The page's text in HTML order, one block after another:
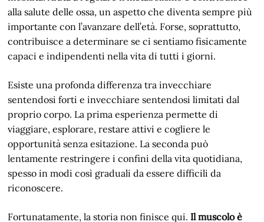
alla salute delle ossa, un aspetto che diventa sempre più
importante con l’avanzare dell’età. Forse, soprattutto,
contribuisce a determinare se ci sentiamo fisicamente
capaci e indipendenti nella vita di tutti i giorni.
Esiste una profonda differenza tra invecchiare
sentendosi forti e invecchiare sentendosi limitati dal
proprio corpo. La prima esperienza permette di
viaggiare, esplorare, restare attivi e cogliere le
opportunità senza esitazione. La seconda può
lentamente restringere i confini della vita quotidiana,
spesso in modi così graduali da essere difficili da
riconoscere.
Fortunatamente, la storia non finisce qui.Il muscolo è